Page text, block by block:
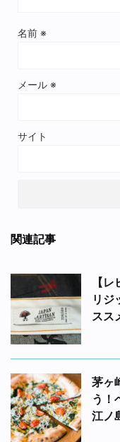
名前 ※
メール ※
サイト
関連記事
【
リジ
スス
茅ヶ
う！
江ノ